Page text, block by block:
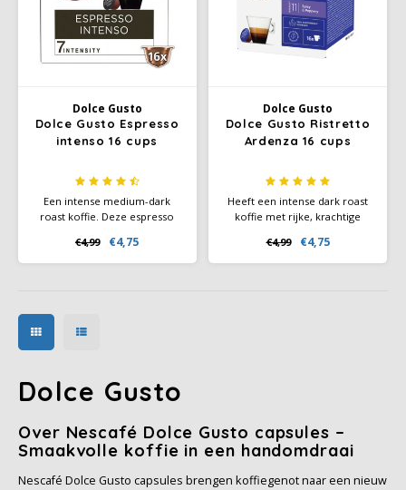
Dolce Gusto
Dolce Gusto Espresso
intenso 16 cups
Een intense medium-dark
roast koffie. Deze espresso
smaken, heeft een rijke body
en een volle crèmelaag.
€4,99 €4,75
Dolce Gusto
Dolce Gusto Ristretto
Ardenza 16 cups
Heeft een intense dark roast
koffie met rijke, krachtige
en een fluweelzachte
crèmelaag. Een heerlijke
€4,99 €4,75
Dolce Gusto
Over Nescafé Dolce Gusto capsules –
Smaakvolle koffie in een handomdraai
Nescafé Dolce Gusto capsules brengen koffiegenot naar een nieuw